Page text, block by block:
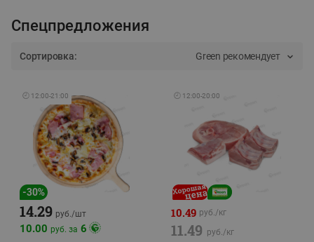
Спецпредложения
Сортировка: Green рекомендует
🕘 12:00-21:00
-30%
14.29 руб./шт
10.00 руб. за 6
🕘 12:00-20:00
10.49 руб./кг
11.49 руб./кг